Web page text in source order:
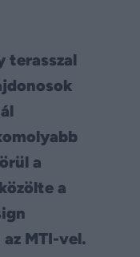
terasszal
a
a
MTI-vel.